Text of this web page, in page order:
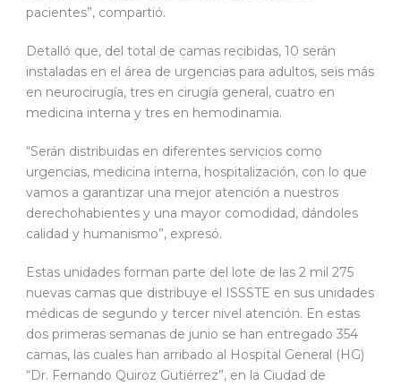
pacientes”, compartió.
Detalló que, del total de camas recibidas, 10 serán
instaladas en el área de urgencias para adultos, seis más
en neurocirugía, tres en cirugía general, cuatro en
medicina interna y tres en hemodinamia.
“Serán distribuidas en diferentes servicios como
urgencias, medicina interna, hospitalización, con lo que
vamos a garantizar una mejor atención a nuestros
derechohabientes y una mayor comodidad, dándoles
calidad y humanismo”, expresó.
Estas unidades forman parte del lote de las 2 mil 275
nuevas camas que distribuye el ISSSTE en sus unidades
médicas de segundo y tercer nivel atención. En estas
dos primeras semanas de junio se han entregado 354
camas, las cuales han arribado al Hospital General (HG)
“Dr. Fernando Quiroz Gutiérrez”, en la Ciudad de